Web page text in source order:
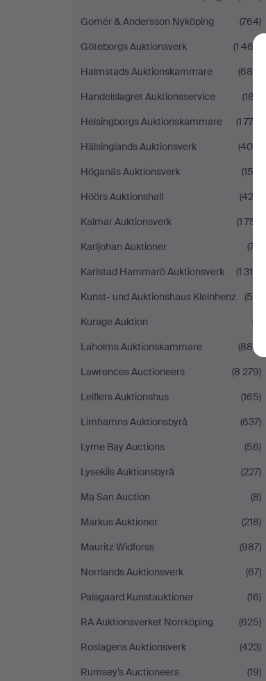
Gomér & Andersson Nyköping
(764)
Göteborgs Auktionsverk
(1 463)
Halmstads Auktionskammare
(684)
Handelslagret Auktionsservice
(187)
Helsingborgs Auktionskammare
(1 772)
Hälsinglands Auktionsverk
(400)
Höganäs Auktionsverk
(153)
Höörs Auktionshall
(422)
Kalmar Auktionsverk
(1 751)
Karljohan Auktioner
(77)
Karlstad Hammarö Auktionsverk
(1 318)
Kunst- und Auktionshaus Kleinhenz
(55)
Kurage Auktion
(7)
Laholms Auktionskammare
(880)
Lawrences Auctioneers
(8 279)
Leiflers Auktionshus
(165)
Limhamns Auktionsbyrå
(637)
Lyme Bay Auctions
(56)
Lysekils Auktionsbyrå
(227)
Ma San Auction
(8)
Markus Auktioner
(218)
Mauritz Widforss
(987)
Norrlands Auktionsverk
(67)
Palsgaard Kunstauktioner
(16)
RA Auktionsverket Norrköping
(625)
Roslagens Auktionsverk
(423)
Rumsey’s Auctioneers
(19)